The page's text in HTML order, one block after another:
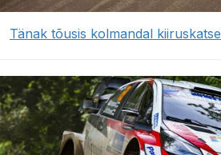
Tänak tõusis kolmandal